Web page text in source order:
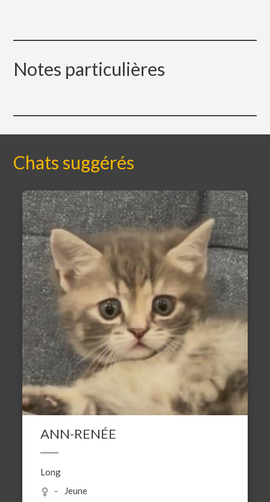
Notes particulières
Chats suggérés
ANN-RENÉE
Long
Jeune